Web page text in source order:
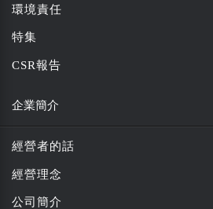
環境責任
特集
CSR報告
企業簡介
經營者的話
經營理念
公司簡介